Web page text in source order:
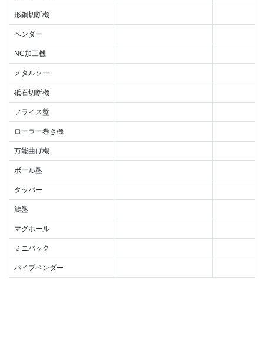
形鋼切断機
ベンダー
NC加工機
メタルソー
砥石切断機
フライス盤
ローラー巻き機
万能曲げ機
ボール盤
タッパー
旋盤
マグホール
ミニバック
パイプベンダー